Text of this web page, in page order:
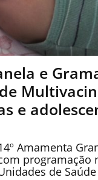
e
e
Amamenta
programação
de Saúde